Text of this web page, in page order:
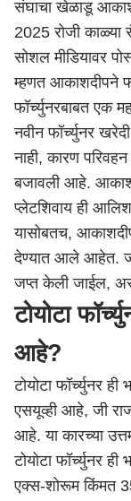
संघाचा खेळाडू
2025 रोजी काळ्या
सोशल मीडियावर
म्हणत आकाशदीपने
फॉर्च्युनरबाबत एक
नवीन फॉर्च्युनर
नाही, कारण
बजावली आहे.
प्लेटशिवाय ही
यासोबतच,
देण्यात आले आहेत.
जप्त केली जाईल,
टोयोटा
आहे?
टोयोटा फॉर्च्युनर
एसयूव्ही आहे, जी
आहे. या कारच्या
टोयोटा फॉर्च्युनर
एक्स-शोरूम किंमत